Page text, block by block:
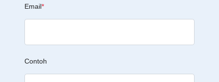
Email*
Contoh